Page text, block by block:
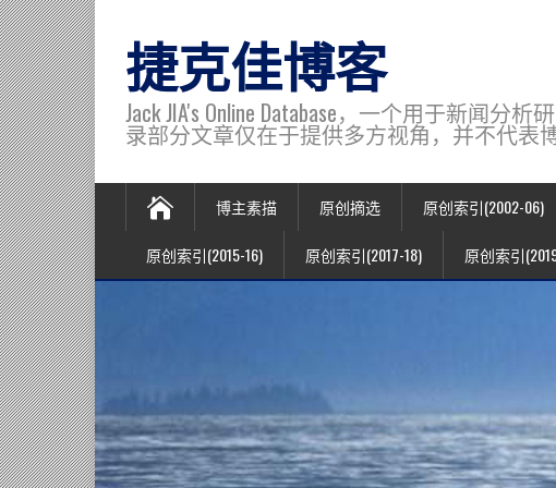
捷克佳博客
Jack JIA's Online Database，一个用于新闻
录部分文章仅在于提供多方视角，并不代表
博主素描 原创摘选 原创索引(2002-06)
原创索引(2015-16) 原创索引(2017-18) 原创索引